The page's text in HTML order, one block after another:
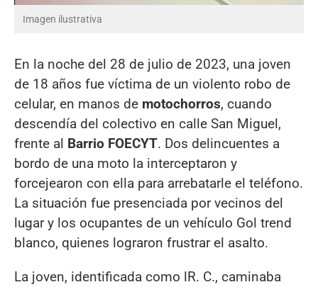
Imagen ilustrativa
En la noche del 28 de julio de 2023, una joven
de 18 años fue víctima de un violento robo de
celular, en manos de motochorros, cuando
descendía del colectivo en calle San Miguel,
frente al Barrio FOECYT. Dos delincuentes a
bordo de una moto la interceptaron y
forcejearon con ella para arrebatarle el teléfono.
La situación fue presenciada por vecinos del
lugar y los ocupantes de un vehículo Gol trend
blanco, quienes lograron frustrar el asalto.
La joven, identificada como lR. C., caminaba